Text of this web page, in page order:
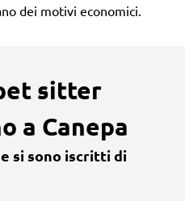
dei motivi economici.
sitter
a Canepa
si sono iscritti di